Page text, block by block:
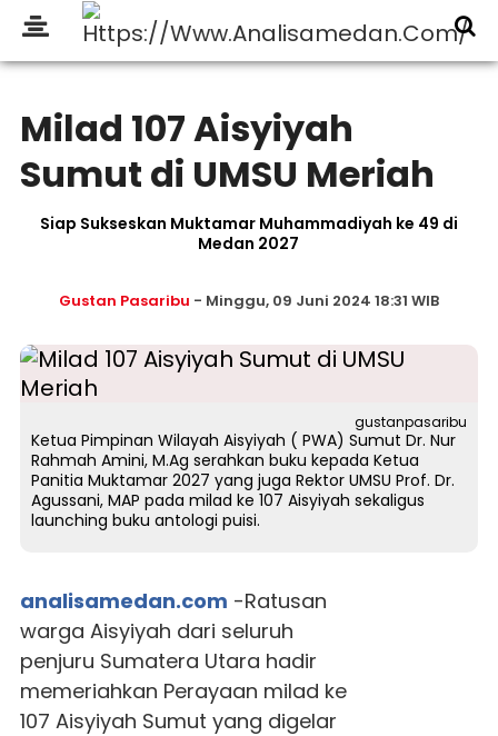
Milad 107 Aisyiyah
Sumut di UMSU Meriah
Siap Sukseskan Muktamar Muhammadiyah ke 49 di
Medan 2027
Gustan Pasaribu - Minggu, 09 Juni 2024 18:31 WIB
gustanpasaribu
Ketua Pimpinan Wilayah Aisyiyah ( PWA) Sumut Dr. Nur
Rahmah Amini, M.Ag serahkan buku kepada Ketua
Panitia Muktamar 2027 yang juga Rektor UMSU Prof. Dr.
Agussani, MAP pada milad ke 107 Aisyiyah sekaligus
launching buku antologi puisi.
analisamedan.com -Ratusan
warga Aisyiyah dari seluruh
penjuru Sumatera Utara hadir
memeriahkan Perayaan milad ke
107 Aisyiyah Sumut yang digelar